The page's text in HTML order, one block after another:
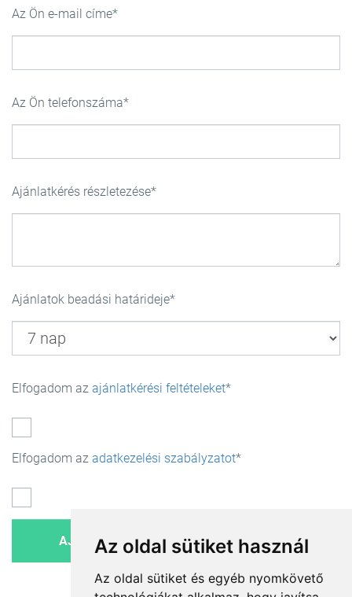
Az oldal sütiket használ
Az oldal sütiket és egyéb nyomkövető
Az Ön e-mail címe
Az Ön telefonszáma
Ajánlatkérés részletezése
Ajánlatok beadási határideje
Elfogadom az ajánlatkérési feltételeket
Elfogadom az adatkezelési szabályzatot